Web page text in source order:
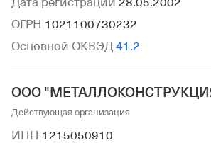
ОГРН 1021100730232
Основной ОКВЭД 41.2
ООО
Действующая организация
ИНН 1215050910